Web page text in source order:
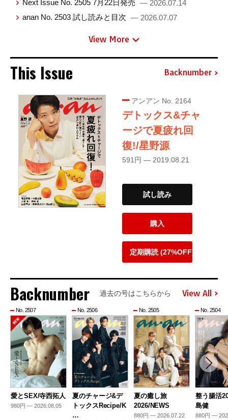
Next Issue No. 2505 7月22日発売 — 2026.07.14
anan No. 2503 試し読みと目次 — 2026.07.07
View More
This Issue Backnumber
アンアン No. 2164
デトックス&チャ
ージで夏疲れ回
復!/星野源
591円 — 2019.08.21
試し読み
購入
定期購読 (27%OFF)
Backnumber 過去の号はこちらから View All
No. 2507
愛とSEX/寺西拓人
980円 — 2026.08.05
No. 2506
夏のチャージ&デ
トックスRecipe/K
…
No. 2505
夏の癒し旅
2026/NEWS
880円 — 2026.07.22
No. 2504
整う腸活
島健
880円 —